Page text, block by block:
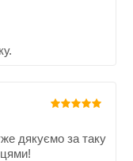
дякуємо за таку